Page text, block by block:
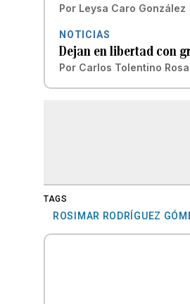
Por Leysa Caro González
NOTICIAS
Dejan en libertad con
Por Carlos Tolentino
TAGS
ROSIMAR RODRÍGUEZ